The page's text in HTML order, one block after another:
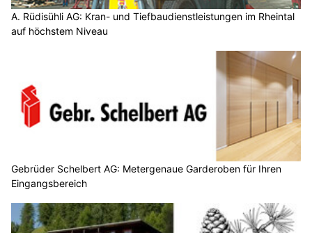
A. Rüdisühli AG: Kran- und Tiefbaudienstleistungen im Rheintal
auf höchstem Niveau
Gebrüder Schelbert AG: Metergenaue Garderoben für Ihren
Eingangsbereich